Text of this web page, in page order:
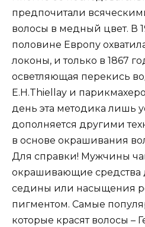
предпочитали
волосы в медный цвет. В
половине Европу
локоны, и только в 1867
осветляющая перекись
E.H.Thiellay и
день эта методика лишь
дополняется другими
в основе окрашивания
Для справки! Мужчины
окрашивающие средства
седины или насыщения
пигментом. Самые
которые красят волосы –